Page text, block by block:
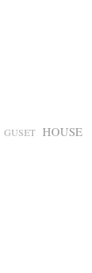
GUSET HOUSE